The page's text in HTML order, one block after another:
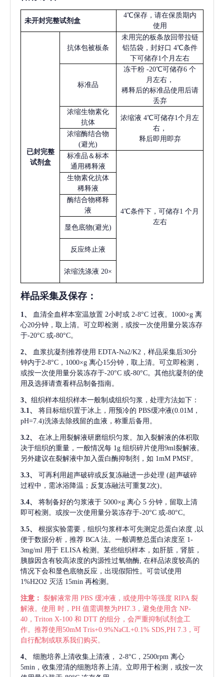
未开封完整试剂盒
4℃保存，请在保质期内
使用
已封完整
试剂盒
抗体包被板条
未用完的板条放回带拉链
铝箔袋，封好口 4℃条件
下可储存1个月左右
标准品
冻干粉 -20℃可储存6 个
月左右，
稀释后的标准品使用后请
丢弃
浓缩生物素化
抗体
浓缩液 4℃可储存1个月左
右，
释后即用即弃
浓缩酶结合物
(避光)
标准品＆标本
通用稀释液
4℃条件下，可储存1 个月
左右
生物素化抗体
稀释液
酶结合物稀释
液
显色底物(避光)
反应终止液
浓缩洗涤液 20×
样品采集及保存 ：
1、 血清全血样本室温放置 2小时或 2-8°C 过夜。1000×g 离
心20分钟，取上清。可立即检测，或按一次使用量分装冻存
于-20°C 或-80°C。
2、 血浆抗凝剂推荐使用 EDTA-Na2/K2，样品采集后30分
钟内于2-8°C，1000×g 离心15分钟，取上清。可立即检测，
或按一次使用量分装冻存于-20°C 或-80°C。其他抗凝剂的使
用及选择请查看样品制备指南。
3、 组织样本组织样本一般制成组织匀浆，处理方法如下：
3.1、
将目标组织置于冰上，用预冷的 PBS缓冲液(0.01M，
pH=7.4)洗涤去除残留的血液，称重后备用。
3.2、
在冰上用裂解液研磨组织匀浆。加入裂解液的体积取
决于组织的重量，一般情况每 1g 组织碎片使用9ml裂解液。
另外建议在裂解液中加入蛋白酶抑制剂，如 1mM PMSF。
3.3、 可再利用超声破碎或反复冻融进一步处理 (超声破碎
过程中，需冰浴降温；反复冻融法可重复2次)。
3.4、 将制备好的匀浆液于 5000×g 离心 5 分钟，留取上清
即可检测。或按一次使用量分装冻存于-20°C 或-80°C。
3.5、 根据实验需要，组织匀浆样本可先测定总蛋白浓度
,以
便于数据分析，推荐 BCA 法。一般调整总蛋白浓度至 1-
3mg/ml 用于 ELISA 检测。某些组织样本，如肝脏，肾脏，
胰腺因含有较高浓度的内源性过氧物酶, 在样品浓度较高的
情况下会和显色底物反应，出现假阳性。可尝试使用
1%H2O2 灭活 15min 再检测。
注意： 裂解液常用 PBS 缓冲液，或使用中等强度 RIPA 裂
解液。使用 时，PH 值需调整为PH7.3，避免使用含 NP-
40，Triton X-100 和 DTT 的组分，会严重抑制试剂盒工
作。推荐使用50mM Tris+0.9%NaCL+0.1% SDS,PH 7.3，可
自行配制或联系我们购买。
4、 细胞培养上清收集上清液，
2-8°C，2500rpm 离心
5min，收集澄清的细胞培养上清。立即用于检测，或按一次